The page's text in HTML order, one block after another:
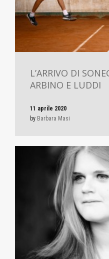
L’ARRIVO DI
ARBINO E LUDDI
11 aprile 2020
by Barbara Masi